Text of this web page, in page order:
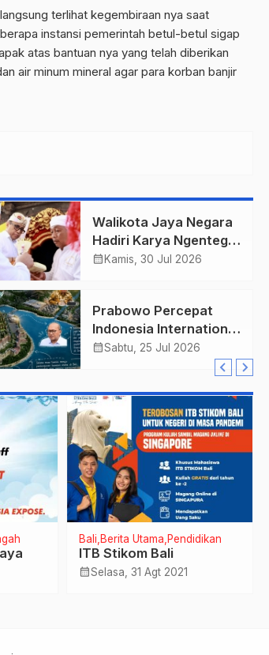
terlihat kegembiraan nya saat
instansi pemerintah betul-betul sigap
atas bantuan nya yang telah diberikan
air minum mineral agar para korban banjir
Walikota Jaya Negara
Hadiri Karya Ngenteg
Linggih Pura Gunung
calendar_month Kamis, 30 Jul 2026
Prabowo Percepat
Indonesia International
Financial Center
calendar_monthSabtu, 25 Jul 2026
Bali Berita Utama Pendidikan
ITB Stikom Bali
calendar_monthSelasa, 31 Agt 2021